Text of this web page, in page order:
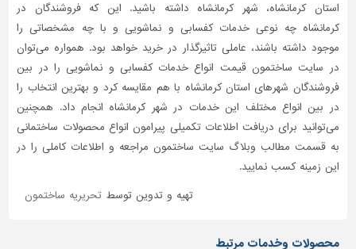
استان کرمانشاه، شهر کرمانشاه داشته باشید. این که فروشندگان در
کرمانشاه چه نوعی خدمات کفسابی و نماشویی و با چه مشخصاتی را
موجود داشته باشند، عاملی تاثیر‌گذار در خرید خواهد بود. همواره می‌توان
در سایت ساختمون قیمت انواع خدمات کفسابی و نماشویی را در بین
فروشندگان شهرهای استان کرمانشاه با هم مقایسه کرد و بهترین انتخاب را
در بین انواع مختلف این خدمات در شهر کرمانشاه انجام داد. همچنین
می‌توانید برای دریافت اطلاعات تکمیلی پیرامون انواع محصولات ساختمانی
به قسمت مطالب وبلاگ سایت ساختمون مراجعه و اطلاعات کاملی را در
این زمینه کسب نمایید.
تهیه و تدوین توسط تحریریه ساختمون
محصولات وخدمات مرتبط